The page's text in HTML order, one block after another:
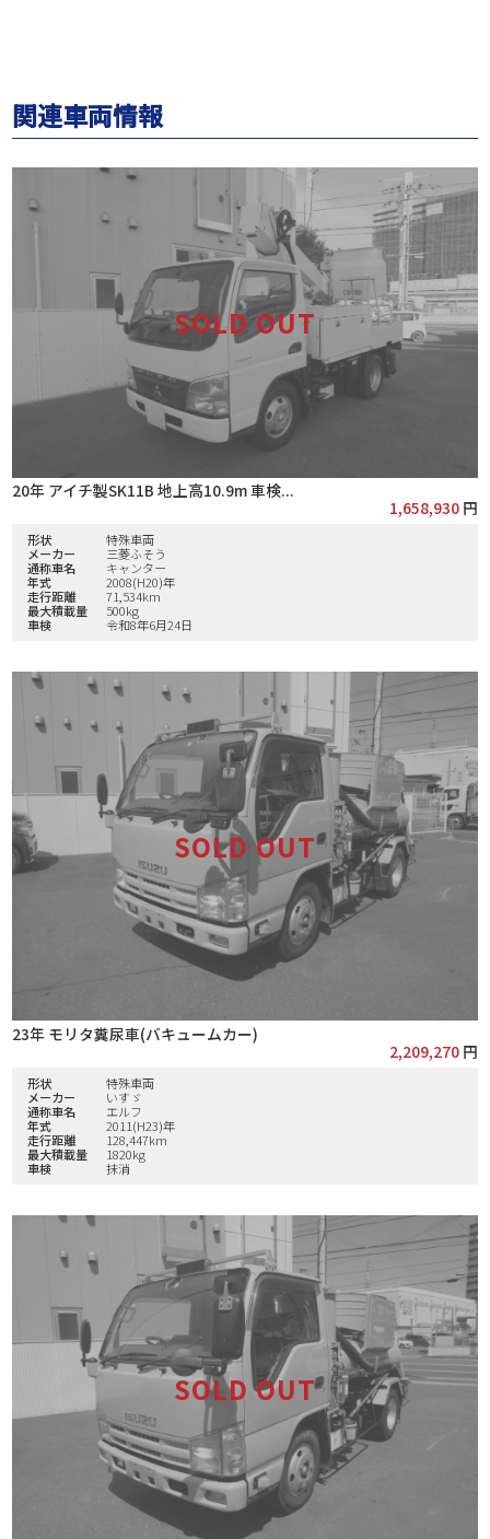
関連車両情報
20年 アイチ製SK11B 地上高10.9m 車検...
1,658,930円
形状
特殊車両
メーカー
三菱ふそう
通称車名
キャンター
年式
2008(H20)年
走行距離
71,534km
最大積載量
500kg
車検
令和8年6月24日
23年 モリタ糞尿車(バキュームカー)
2,209,270円
形状
特殊車両
メーカー
いすゞ
通称車名
エルフ
年式
2011(H23)年
走行距離
128,447km
最大積載量
1820kg
車検
抹消